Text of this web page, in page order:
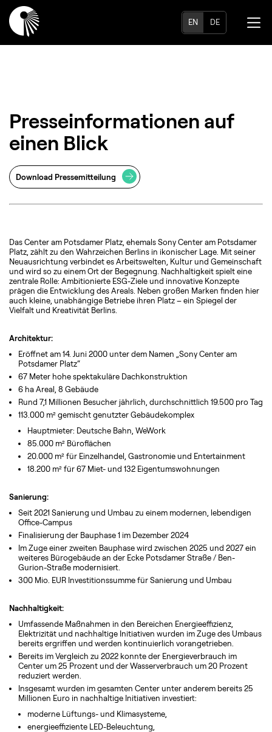
EN DE
Presseinformationen auf
einen Blick
Download Pressemitteilung
Das Center am Potsdamer Platz, ehemals Sony Center am Potsdamer
Platz, zählt zu den Wahrzeichen Berlins in ikonischer Lage. Mit seiner
Neuausrichtung verbindet es Arbeitswelten, Kultur und Gemeinschaft
und wird so zu einem Ort der Begegnung. Nachhaltigkeit spielt eine
zentrale Rolle: Ambitionierte ESG-Ziele und innovative Konzepte
prägen die Entwicklung des Areals. Neben großen Marken finden hier
auch kleine, unabhängige Betriebe ihren Platz – ein Spiegel der
Vielfalt und Kreativität Berlins.
Architektur:
Eröffnet am 14. Juni 2000 unter dem Namen „Sony Center am
Potsdamer Platz“
67 Meter hohe spektakuläre Dachkonstruktion
6 ha Areal, 8 Gebäude
Rund 7,1 Millionen Besucher jährlich, durchschnittlich 19.500 pro Tag
113.000 m² gemischt genutzter Gebäudekomplex
Hauptmieter: Deutsche Bahn, WeWork
85.000 m² Büroflächen
20.000 m² für Einzelhandel, Gastronomie und Entertainment
18.200 m² für 67 Miet- und 132 Eigentumswohnungen
Sanierung:
Seit 2021 Sanierung und Umbau zu einem modernen, lebendigen
Office-Campus
Finalisierung der Bauphase 1 im Dezember 2024
Im Zuge einer zweiten Bauphase wird zwischen 2025 und 2027 ein
weiteres Bürogebäude an der Ecke Potsdamer Straße / Ben-
Gurion-Straße modernisiert.
300 Mio. EUR Investitionssumme für Sanierung und Umbau
Nachhaltigkeit:
Umfassende Maßnahmen in den Bereichen Energieeffizienz,
Elektrizität und nachhaltige Initiativen wurden im Zuge des Umbaus
bereits ergriffen und werden kontinuierlich vorangetrieben.
Bereits im Vergleich zu 2022 konnte der Energieverbrauch im
Center um 25 Prozent und der Wasserverbrauch um 20 Prozent
reduziert werden.
Insgesamt wurden im gesamten Center unter anderem bereits 25
Millionen Euro in nachhaltige Initiativen investiert:
moderne Lüftungs- und Klimasysteme,
energieeffiziente LED-Beleuchtung,